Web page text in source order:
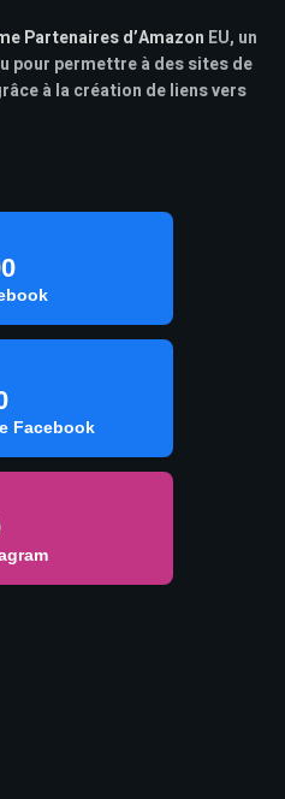
Partenaires d’Amazon EU, un
pour permettre à des sites de
à la création de liens vers
Facebook